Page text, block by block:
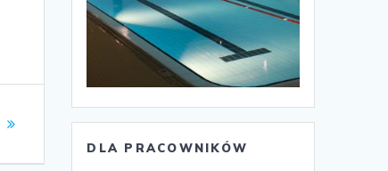
DLA PRACOWNIKÓW